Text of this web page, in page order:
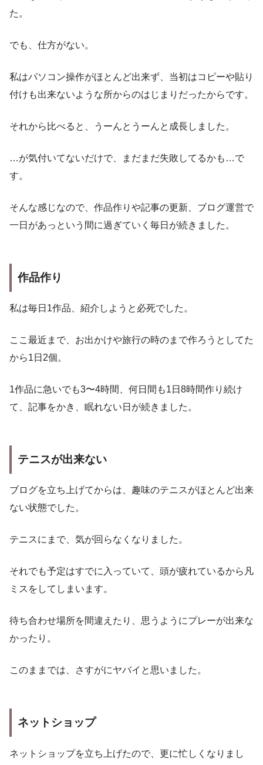
た。
でも、仕方がない。
私はパソコン操作がほとんど出来ず、当初はコピーや貼り
付けも出来ないような所からのはじまりだったからです。
それから比べると、うーんとうーんと成長しました。
…が気付いてないだけで、まだまだ失敗してるかも…で
す。
そんな感じなので、作品作りや記事の更新、ブログ運営で
一日があっという間に過ぎていく毎日が続きました。
作品作り
私は毎日1作品、紹介しようと必死でした。
ここ最近まで、お出かけや旅行の時のまで作ろうとしてた
から1日2個。
1作品に急いでも3〜4時間、何日間も1日8時間作り続け
て、記事をかき、眠れない日が続きました。
テニスが出来ない
ブログを立ち上げてからは、趣味のテニスがほとんど出来
ない状態でした。
テニスにまで、気が回らなくなりました。
それでも予定はすでに入っていて、頭が疲れているから凡
ミスをしてしまいます。
待ち合わせ場所を間違えたり、思うようにプレーが出来な
かったり。
このままでは、さすがにヤバイと思いました。
ネットショップ
ネットショップを立ち上げたので、更に忙しくなりまし